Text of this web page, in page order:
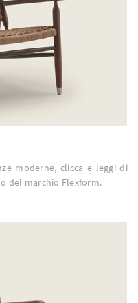
moderne, clicca e leggi di
del marchio Flexform.